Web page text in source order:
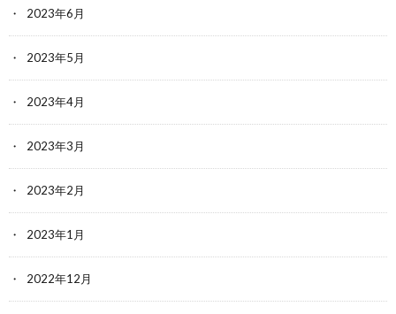
2023年6月
2023年5月
2023年4月
2023年3月
2023年2月
2023年1月
2022年12月